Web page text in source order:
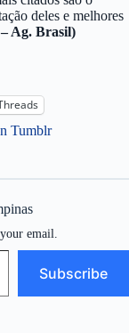
deles e melhores
Ag. Brasil)
Tumblr
email.
Subscribe